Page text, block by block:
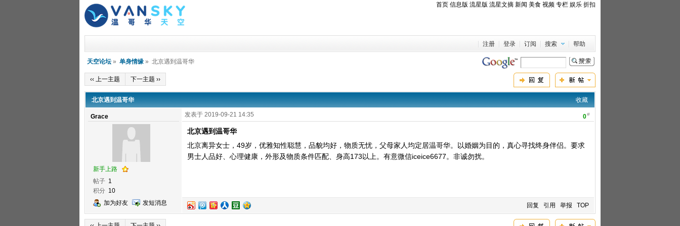
首页 信息版 流星版 流星文摘 新闻 美食 视频 专栏 娱乐 折扣
注册 登录 订阅 搜索 帮助
天空论坛 » 单身情缘 » 北京遇到温哥华
‹‹ 上一主题 下一主题 ››
收藏
北京遇到温哥华
Grace
新手上路
帖子 1
积分 10
加为好友
发短消息
0#
发表于 2019-09-21 14:35
北京遇到温哥华
北京离异女士，49岁，优雅知性聪慧，品貌均好，物质无忧，父母家人均定居温哥华。以婚姻为目的，真心寻找终身伴侣。要求
男士人品好、心理健康，外形及物质条件匹配、身高173以上。有意微信iceice6677。非诚勿扰。
回复 引用 举报 TOP